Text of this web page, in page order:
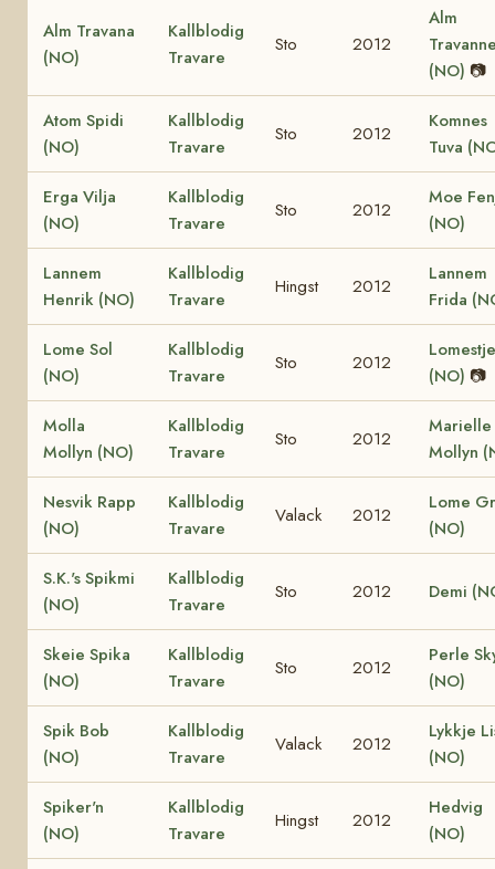
Alm Travana
(NO)
Kallblodig
Travare
Sto 2012
Alm
(NO) 📷
Atom Spidi
(NO)
Kallblodig
Travare
Sto 2012
Komnes
Tuva
Erga Vilja
(NO)
Kallblodig
Travare
Sto 2012
Moe
(NO)
Lannem
Henrik (NO)
Kallblodig
Travare
Hingst 2012
Lannem
Frida
Lome Sol
(NO)
Kallblodig
Travare
Sto 2012
(NO) 📷
Molla
Mollyn (NO)
Kallblodig
Travare
Sto 2012
Marielle
Mollyn
Nesvik Rapp
(NO)
Kallblodig
Travare
Valack 2012
Lome
(NO)
S.K.'s Spikmi
(NO)
Kallblodig
Travare
Sto 2012 Demi
Skeie Spika
(NO)
Kallblodig
Travare
Sto 2012
Perle
(NO)
Spik Bob
(NO)
Kallblodig
Travare
Valack 2012
Lykkje
(NO)
Spiker'n
(NO)
Kallblodig
Travare
Hingst 2012
Hedvig
(NO)